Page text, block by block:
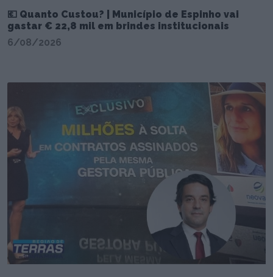
💶 Quanto Custou? | Município de Espinho vai
gastar € 22,8 mil em brindes institucionais
6/08/2026